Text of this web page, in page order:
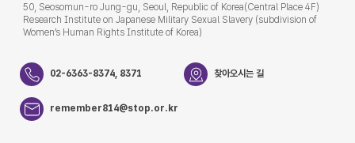
50, Seosomun-ro Jung-gu, Seoul, Republic of Korea(Central Place 4F)
Research Institute on Japanese Military Sexual Slavery (subdivision of
Women’s Human Rights Institute of Korea)
02-6363-8374, 8371 찾아오시는 길
remember814@stop.or.kr